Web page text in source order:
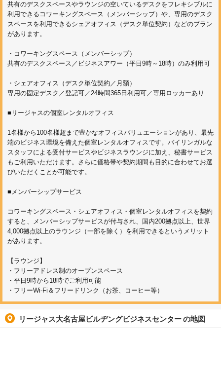
共有のデスクスペースやラウンジの空いているデスクをフレキシブルに
利用できるコワーキングスペース（メンバーシップ）や、専用のデスク
スペースを利用できるシェアオフィス（デスク単位契約）などのプラン
があります。
・コワーキングスペース（メンバーシップ）
共有のデスクスペース／ビジネスアワー（平日9時～18時）のみ利用可
・シェアオフィス（デスク単位契約／月額）
専用の固定デスク／登記可／24時間365日利用可／専用ロッカーあり
■リージャスの個室レンタルオフィス
1名様から100名様超まで豊かなオフィスバリュエーションがあり、最先
端のビジネス環境を備えた個室レンタルオフィスです。バイリンガルな
スタッフによる受付サービスやビジネスラウンジに加え、秘書サービス
もご利用いただけます。さらに価格帯や契約期間も目的に合わせてお選
びいただくことが可能です。
■メンバーシップサービス
コワーキングスペース・シェアオフィス・個室レンタルオフィスを契約
すると、メンバーシップサービスが付与され、国内200拠点以上、世界
4,000拠点以上のラウンジ（一部を除く）を利用できるというメリット
があります。
【ラウンジ】
・フリーアドレス制のオープンスペース
・平日9時から18時でご利用可能
・フリーWi-Fi＆フリードリンク（お茶、コーヒー等）
リージャス大名古屋ビルヂングビジネスセンターの地図